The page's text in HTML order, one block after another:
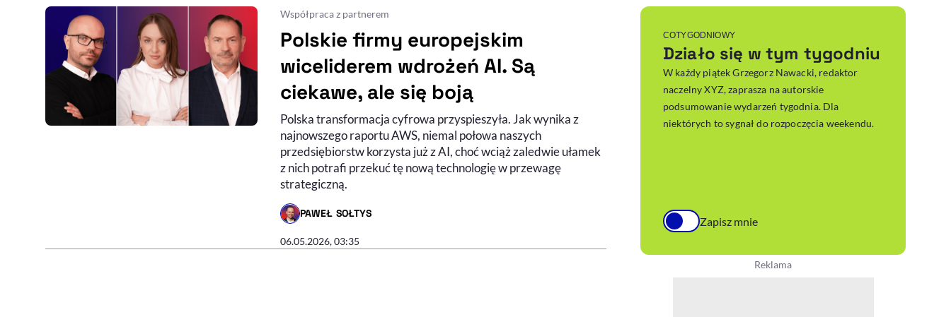
Deklaracja dostępności
, otwiera się w
Współpraca z partnerem
Polskie firmy europejskim
wiceliderem wdrożeń AI. Są
ciekawe, ale się boją
Polska transformacja cyfrowa przyspieszyła. Jak wynika z
najnowszego raportu AWS, niemal połowa naszych
przedsiębiorstw korzysta już z AI, choć wciąż zaledwie ułamek
z nich potrafi przekuć tę nową technologię w przewagę
strategiczną.
PAWEŁ SOŁTYS
- AUTOR ARTYKUŁU - PROFIL
06.05.2026, 03:35